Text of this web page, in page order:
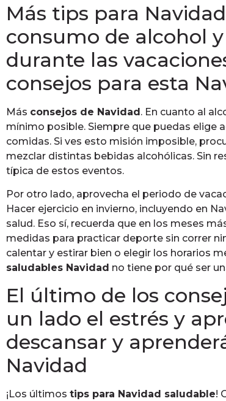
Más tips para
consumo de alcohol
durante las
consejos para esta
Más consejos de Navidad. En cuanto al
mínimo posible. Siempre que puedas elige
comidas. Si ves esto misión imposible,
mezclar distintas bebidas alcohólicas. Sin
típica de estos eventos.
Por otro lado, aprovecha el periodo de
Hacer ejercicio en invierno, incluyendo en
salud. Eso sí, recuerda que en los meses
medidas para practicar deporte sin correr
calentar y estirar bien o elegir los horarios
saludables Navidad no tiene por qué ser
El último de los
un lado el estrés y
descansar y
Navidad
¡Los últimos tips para Navidad saludable!